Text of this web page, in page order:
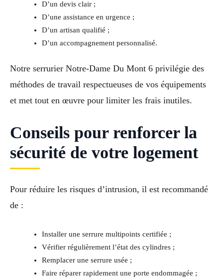
D’un devis clair ;
D’une assistance en urgence ;
D’un artisan qualifié ;
D’un accompagnement personnalisé.
Notre serrurier Notre-Dame Du Mont 6 privilégie des
méthodes de travail respectueuses de vos équipements
et met tout en œuvre pour limiter les frais inutiles.
Conseils pour renforcer la
sécurité de votre logement
Pour réduire les risques d’intrusion, il est recommandé
de :
Installer une serrure multipoints certifiée ;
Vérifier régulièrement l’état des cylindres ;
Remplacer une serrure usée ;
Faire réparer rapidement une porte endommagée ;